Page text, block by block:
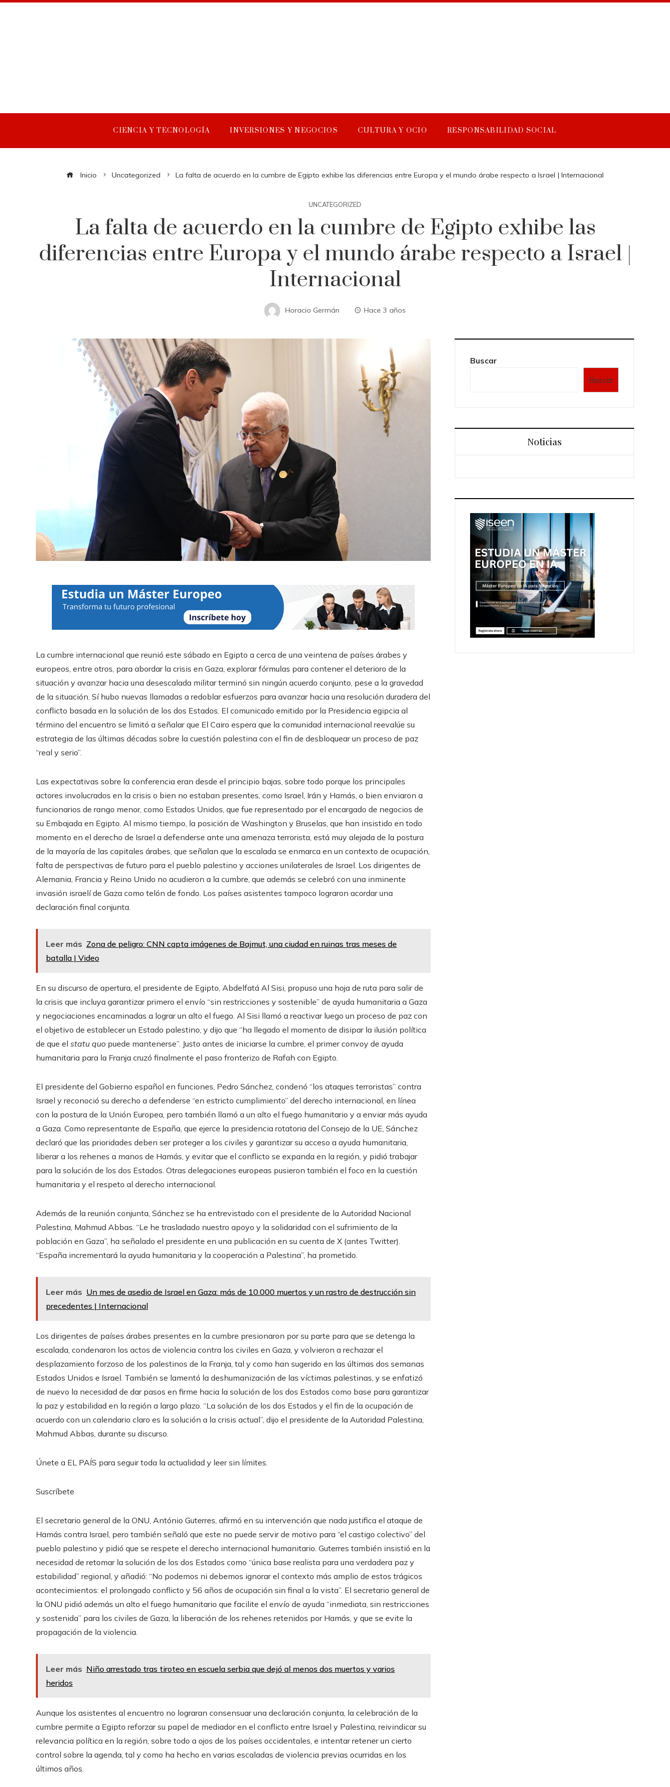
CIENCIA Y TECNOLOGÍA INVERSIONES Y NEGOCIOS CULTURA Y OCIO RESPONSABILIDAD SOCIAL
Inicio Uncategorized La falta de acuerdo en la cumbre de Egipto exhibe las diferencias entre Europa y el mundo árabe respecto a Israel | Internacional
UNCATEGORIZED
La falta de acuerdo en la cumbre de Egipto exhibe las
diferencias entre Europa y el mundo árabe respecto a Israel |
Internacional
Horacio Germán Hace 3 años
La cumbre internacional que reunió este sábado en Egipto a cerca de una veintena de países árabes y
europeos, entre otros, para abordar la crisis en Gaza, explorar fórmulas para contener el deterioro de la
situación y avanzar hacia una desescalada militar terminó sin ningún acuerdo conjunto, pese a la gravedad
de la situación. Sí hubo nuevas llamadas a redoblar esfuerzos para avanzar hacia una resolución duradera del
conflicto basada en la solución de los dos Estados. El comunicado emitido por la Presidencia egipcia al
término del encuentro se limitó a señalar que El Cairo espera que la comunidad internacional reevalúe su
estrategia de las últimas décadas sobre la cuestión palestina con el fin de desbloquear un proceso de paz
“real y serio”.
Las expectativas sobre la conferencia eran desde el principio bajas, sobre todo porque los principales
actores involucrados en la crisis o bien no estaban presentes, como Israel, Irán y Hamás, o bien enviaron a
funcionarios de rango menor, como Estados Unidos, que fue representado por el encargado de negocios de
su Embajada en Egipto. Al mismo tiempo, la posición de Washington y Bruselas, que han insistido en todo
momento en el derecho de Israel a defenderse ante una amenaza terrorista, está muy alejada de la postura
de la mayoría de las capitales árabes, que señalan que la escalada se enmarca en un contexto de ocupación,
falta de perspectivas de futuro para el pueblo palestino y acciones unilaterales de Israel. Los dirigentes de
Alemania, Francia y Reino Unido no acudieron a la cumbre, que además se celebró con una inminente
invasión israelí de Gaza como telón de fondo. Los países asistentes tampoco lograron acordar una
declaración final conjunta.
Leer más Zona de peligro: CNN capta imágenes de Bajmut, una ciudad en ruinas tras meses de
batalla | Video
En su discurso de apertura, el presidente de Egipto, Abdelfatá Al Sisi, propuso una hoja de ruta para salir de
la crisis que incluya garantizar primero el envío “sin restricciones y sostenible” de ayuda humanitaria a Gaza
y negociaciones encaminadas a lograr un alto el fuego. Al Sisi llamó a reactivar luego un proceso de paz con
el objetivo de establecer un Estado palestino, y dijo que “ha llegado el momento de disipar la ilusión política
de que el statu quo puede mantenerse”. Justo antes de iniciarse la cumbre, el primer convoy de ayuda
humanitaria para la Franja cruzó finalmente el paso fronterizo de Rafah con Egipto.
El presidente del Gobierno español en funciones, Pedro Sánchez, condenó “los ataques terroristas” contra
Israel y reconoció su derecho a defenderse “en estricto cumplimiento” del derecho internacional, en línea
con la postura de la Unión Europea, pero también llamó a un alto el fuego humanitario y a enviar más ayuda
a Gaza. Como representante de España, que ejerce la presidencia rotatoria del Consejo de la UE, Sánchez
declaró que las prioridades deben ser proteger a los civiles y garantizar su acceso a ayuda humanitaria,
liberar a los rehenes a manos de Hamás, y evitar que el conflicto se expanda en la región, y pidió trabajar
para la solución de los dos Estados. Otras delegaciones europeas pusieron también el foco en la cuestión
humanitaria y el respeto al derecho internacional.
Además de la reunión conjunta, Sánchez se ha entrevistado con el presidente de la Autoridad Nacional
Palestina, Mahmud Abbas. “Le he trasladado nuestro apoyo y la solidaridad con el sufrimiento de la
población en Gaza”, ha señalado el presidente en una publicación en su cuenta de X (antes Twitter).
“España incrementará la ayuda humanitaria y la cooperación a Palestina”, ha prometido.
Leer más Un mes de asedio de Israel en Gaza: más de 10.000 muertos y un rastro de destrucción sin
precedentes | Internacional
Los dirigentes de países árabes presentes en la cumbre presionaron por su parte para que se detenga la
escalada, condenaron los actos de violencia contra los civiles en Gaza, y volvieron a rechazar el
desplazamiento forzoso de los palestinos de la Franja, tal y como han sugerido en las últimas dos semanas
Estados Unidos e Israel. También se lamentó la deshumanización de las víctimas palestinas, y se enfatizó
de nuevo la necesidad de dar pasos en firme hacia la solución de los dos Estados como base para garantizar
la paz y estabilidad en la región a largo plazo. “La solución de los dos Estados y el fin de la ocupación de
acuerdo con un calendario claro es la solución a la crisis actual”, dijo el presidente de la Autoridad Palestina,
Mahmud Abbas, durante su discurso.
Únete a EL PAÍS para seguir toda la actualidad y leer sin límites.
Suscríbete
El secretario general de la ONU, António Guterres, afirmó en su intervención que nada justifica el ataque de
Hamás contra Israel, pero también señaló que este no puede servir de motivo para “el castigo colectivo” del
pueblo palestino y pidió que se respete el derecho internacional humanitario. Guterres también insistió en la
necesidad de retomar la solución de los dos Estados como “única base realista para una verdadera paz y
estabilidad” regional, y añadió: “No podemos ni debemos ignorar el contexto más amplio de estos trágicos
acontecimientos: el prolongado conflicto y 56 años de ocupación sin final a la vista”. El secretario general de
la ONU pidió además un alto el fuego humanitario que facilite el envío de ayuda “inmediata, sin restricciones
y sostenida” para los civiles de Gaza, la liberación de los rehenes retenidos por Hamás, y que se evite la
propagación de la violencia.
Leer más Niño arrestado tras tiroteo en escuela serbia que dejó al menos dos muertos y varios
heridos
Aunque los asistentes al encuentro no lograran consensuar una declaración conjunta, la celebración de la
cumbre permite a Egipto reforzar su papel de mediador en el conflicto entre Israel y Palestina, reivindicar su
relevancia política en la región, sobre todo a ojos de los países occidentales, e intentar retener un cierto
control sobre la agenda, tal y como ha hecho en varias escaladas de violencia previas ocurridas en los
últimos años.
Buscar
Buscar
Noticias